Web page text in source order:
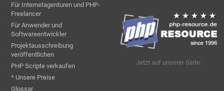
Für Internetagenturen und PHP-
Freelancer
Für Anwender und
Softwareentwickler
Projektausschreibung
veröffentlichen
PHP Scripte verkaufen
* Unsere Preise
Glossar
Jetzt auf unserer Seite: